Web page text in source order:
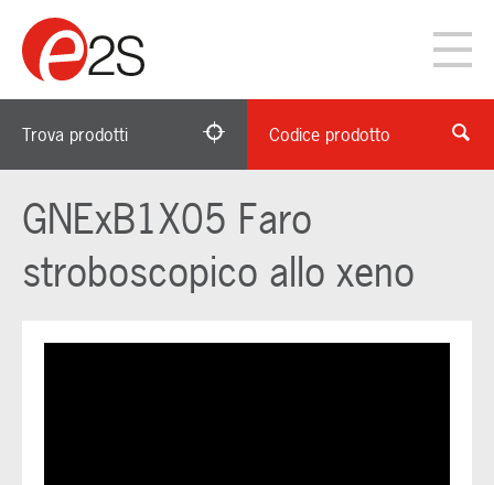
Trova prodotti Codice prodotto
GNExB1X05 Faro
stroboscopico allo xeno